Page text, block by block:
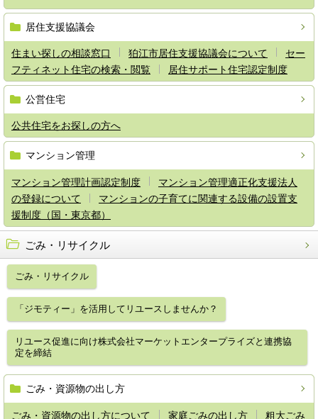
居住支援協議会
住まい探しの相談窓口 狛江市居住支援協議会について
セー
フティネット住宅の検索・閲覧
居住サポート住宅認定制度
公営住宅
公共住宅をお探しの方へ
マンション管理
マンション管理計画認定制度
マンション管理適正化支援法人
の登録について
マンションの子育てに関連する設備の設置支
援制度（国・東京都）
ごみ・リサイクル
ごみ・リサイクル
「ジモティー」を活用してリユースしませんか？
リユース促進に向け株式会社マーケットエンタープライズと連携協
定を締結
ごみ・資源物の出し方
ごみ・資源物の出し方について 家庭ごみの出し方 粗大ごみ